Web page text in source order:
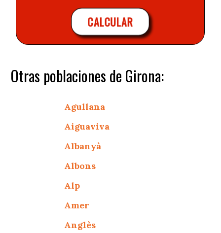
CALCULAR
Otras poblaciones de Girona:
Agullana
Aiguaviva
Albanyà
Albons
Alp
Amer
Anglès